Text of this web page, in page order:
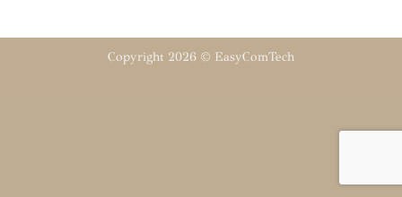
Copyright 2026 © EasyComTech